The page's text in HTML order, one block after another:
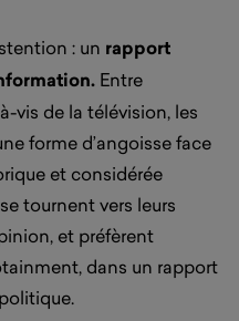
: un rapport
Entre
vis de la télévision, les
forme d’angoisse face
et considérée
tournent vers leurs
et préfèrent
dans un rapport